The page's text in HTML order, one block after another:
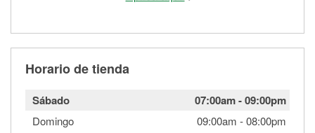
Horario de tienda
Sábado 07:00am-09:00pm
Domingo 09:00am -08:00pm